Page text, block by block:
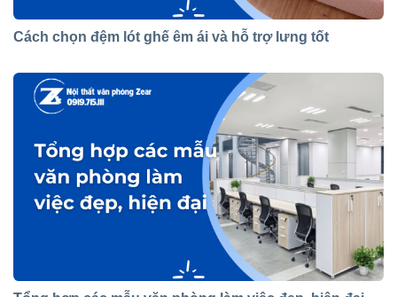
Cách chọn đệm lót ghế êm ái và hỗ trợ lưng tốt